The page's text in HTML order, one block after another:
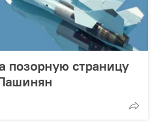
позорную страницу